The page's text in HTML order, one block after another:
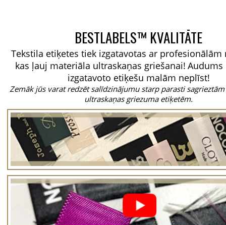
BESTLABELS™ KVALITĀTE
Tekstila etiķetes tiek izgatavotas ar profesionālām
kas ļauj materiāla ultraskaņas griešanai! Audums
izgatavoto etiķešu malām neplīst!
Zemāk jūs varat redzēt salīdzinājumu starp parasti
ultraskaņas griezuma etiķetēm.